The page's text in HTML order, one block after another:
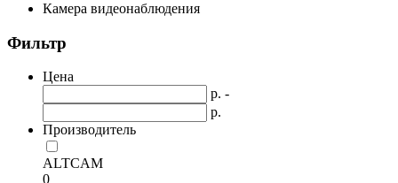
Камера видеонаблюдения
Фильтр
Цена
р. -
р.
Производитель
ALTCAM
0